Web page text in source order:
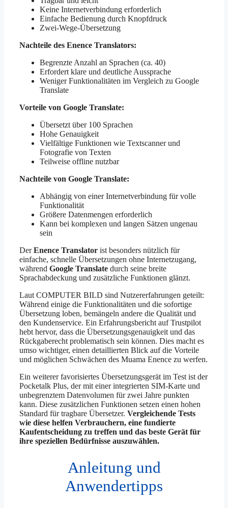
Keine Internetverbindung erforderlich
Einfache Bedienung durch Knopfdruck
Zwei-Wege-Übersetzung
Nachteile des Enence Translators:
Begrenzte Anzahl an Sprachen (ca. 40)
Erfordert klare und deutliche Aussprache
Weniger Funktionalitäten im Vergleich zu Google
Translate
Vorteile von Google Translate:
Übersetzt über 100 Sprachen
Hohe Genauigkeit
Vielfältige Funktionen wie Textscanner und
Fotografie von Texten
Teilweise offline nutzbar
Nachteile von Google Translate:
Abhängig von einer Internetverbindung für volle
Funktionalität
Größere Datenmengen erforderlich
Kann bei komplexen und langen Sätzen ungenau
sein
DerEnence Translator ist besonders nützlich für
einfache, schnelle Übersetzungen ohne Internetzugang,
während Google Translate durch seine breite
Sprachabdeckung und zusätzliche Funktionen glänzt.
Laut COMPUTER BILD sind Nutzererfahrungen geteilt:
Während einige die Funktionalitäten und die sofortige
Übersetzung loben, bemängeln andere die Qualität und
den Kundenservice. Ein Erfahrungsbericht auf Trustpilot
hebt hervor, dass die Übersetzungsgenauigkeit und das
Rückgaberecht problematisch sein können. Dies macht es
umso wichtiger, einen detaillierten Blick auf die Vorteile
und möglichen Schwächen des Muama Enence zu werfen.
Ein weiterer favorisiertes Übersetzungsgerät im Test ist der
Pocketalk Plus, der mit einer integrierten SIM-Karte und
unbegrenztem Datenvolumen für zwei Jahre punkten
kann. Diese zusätzlichen Funktionen setzen einen hohen
Standard für tragbare Übersetzer. Vergleichende Tests
wie diese helfen Verbrauchern, eine fundierte
Kaufentscheidung zu treffen und das beste Gerät für
ihre speziellen Bedürfnisse auszuwählen.
Anleitung und
Anwendertipps